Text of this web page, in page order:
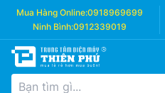
Mua Hàng Online:0918969699
Ninh Bình:0912339019